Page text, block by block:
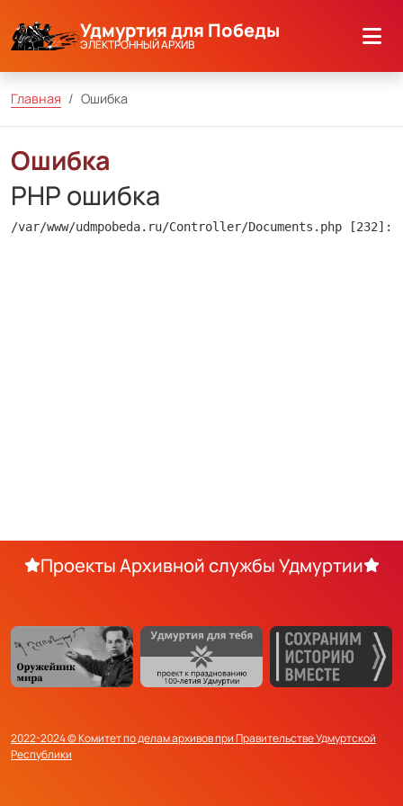
Удмуртия для Победы
ЭЛЕКТРОННЫЙ АРХИВ
Главная Ошибка
Ошибка
PHP ошибка
/var/www/udmpobeda.ru/Controller/Documents.php
Проекты Архивной службы Удмуртии
2022-2024 © Комитет по делам архивов при Правительстве Удмуртской
Республики